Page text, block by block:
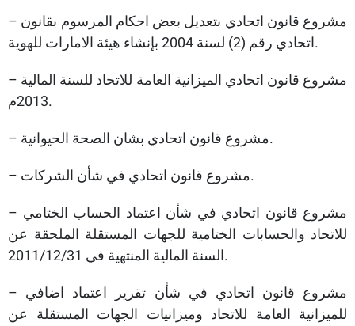
– مشروع قانون اتحادي بتعديل بعض احكام المرسوم بقانون
اتحادي رقم (2) لسنة 2004 بإنشاء هيئة الامارات للهوية.
– مشروع قانون اتحادي الميزانية العامة للاتحاد للسنة المالية
2013م.
– مشروع قانون اتحادي بشان الصحة الحيوانية.
– مشروع قانون اتحادي في شأن الشركات.
– مشروع قانون اتحادي في شأن اعتماد الحساب الختامي
للاتحاد والحسابات الختامية للجهات المستقلة الملحقة عن
السنة المالية المنتهية في 2011/12/31.
– مشروع قانون اتحادي في شأن تقرير اعتماد اضافي
للميزانية العامة للاتحاد وميزانيات الجهات المستقلة عن